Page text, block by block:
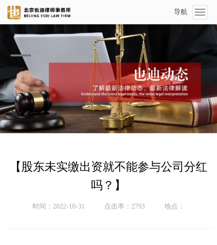
导航
【股东未实缴出资就不能参与公司分红
吗？】
时间：2022-10-31 点击率：2793 地点：